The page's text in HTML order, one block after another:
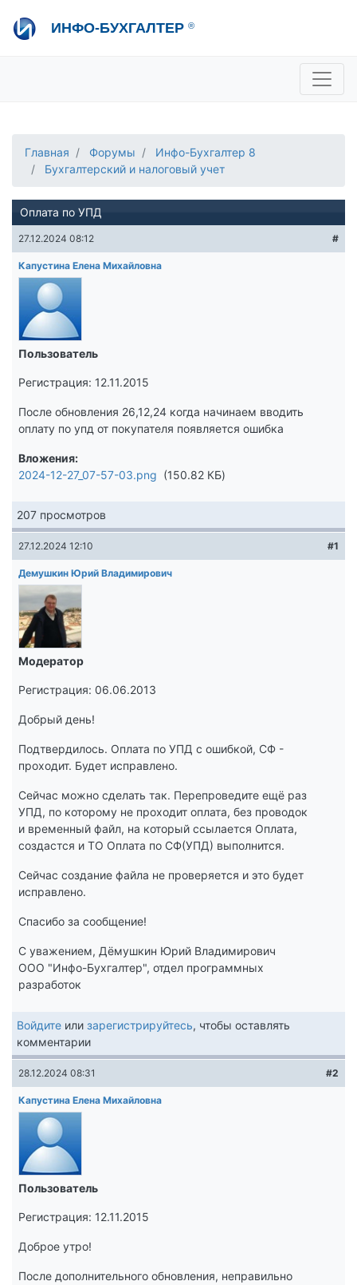
ИНФО-БУХГАЛТЕР ®
Отдел продаж
Консультации
Главная Форумы
Инфо-Бухгалтер 8
Бухгалтерский и налоговый учет
Оплата по УПД
27.12.2024 08:12 #
Капустина Елена Михайловна
Пользователь
Регистрация: 12.11.2015
После обновления 26,12,24 когда начинаем вводить
оплату по упд от покупателя появляется ошибка
Вложения
2024-12-27_07-57-03.png
150.82 КБ
207 просмотров
27.12.2024 12:10 #1
Демушкин Юрий Владимирович
Модератор
Регистрация: 06.06.2013
Добрый день!
Подтвердилось. Оплата по УПД с ошибкой, СФ -
проходит. Будет исправлено.
Сейчас можно сделать так. Перепроведите ещё раз
УПД, по которому не проходит оплата, без проводок
и временный файл, на который ссылается Оплата,
создастся и ТО Оплата по СФ(УПД) выполнится.
Сейчас создание файла не проверяется и это будет
исправлено.
Спасибо за сообщение!
С уважением, Дёмушкин Юрий Владимирович
ООО "Инфо-Бухгалтер", отдел программных
разработок
Войдите или зарегистрируйтесь, чтобы оставлять
комментарии
28.12.2024 08:31 #2
Капустина Елена Михайловна
Пользователь
Регистрация: 12.11.2015
Доброе утро!
После дополнительного обновления, неправильно